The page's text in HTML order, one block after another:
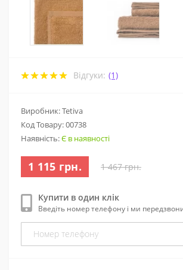
Відгуки: (1)
Виробник: Tetiva
Код Товару:00738
Наявність:Є в наявності
1 115 грн. 1 467 грн.
Купити в один клік
Введіть номер телефону і ми